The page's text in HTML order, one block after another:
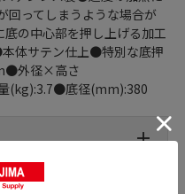
回ってしまうような場合が
の中心部を押し上げる加工
体サテン仕上●特別な底押
外径×高さ
(kg):3.7●底径(mm):380